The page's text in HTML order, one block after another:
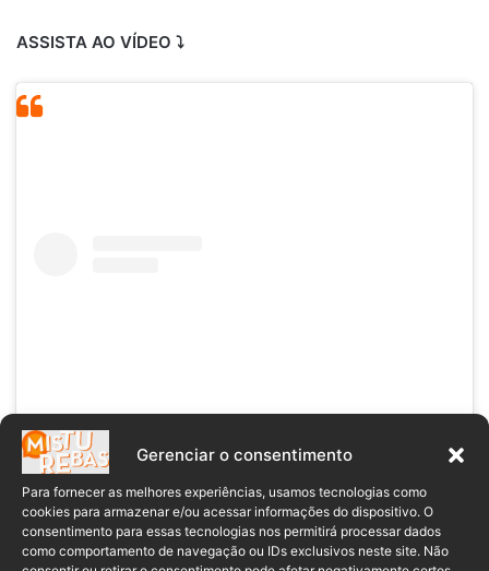
Gerenciar o consentimento
Para fornecer as melhores experiências, usamos tecnologias como
cookies para armazenar e/ou acessar informações do dispositivo. O
consentimento para essas tecnologias nos permitirá processar dados
como comportamento de navegação ou IDs exclusivos neste site. Não
ASSISTA AO VÍDEO ⤵️
Ver essa foto no Instagram